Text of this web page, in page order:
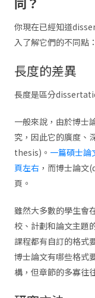
你現在已經知道
入了解它們的不同點：
長度的差異
長度是區分
一般來說，由於博
究，因此它的廣度
thesis)。 一篇碩士
頁左右，而博士論文
頁。
雖然大多數的學生會
校、計劃和論文主題
課程都有自訂的格式
博士論文有哪些格式
構，但章節的多寡往